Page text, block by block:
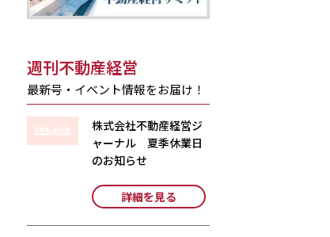
週刊不動産経営
最新号・イベント情報をお届け！
株式会社不動産経営ジ
ャーナル 夏季休業日
のお知らせ
詳細を見る